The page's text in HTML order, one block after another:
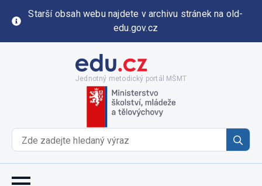
Starší obsah webu najdete v archivu stránek na old-
edu.gov.cz
Jednotný metodický portál MŠMT
for: